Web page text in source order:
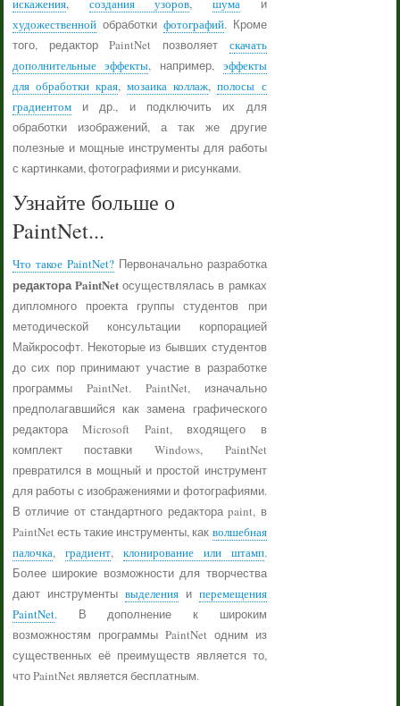
искажения, создания узоров, шумаи
художественнойобработки фотографий. Кроме
того, редактор PaintNet позволяет скачать
дополнительные эффекты, например, эффекты
для обработки края,мозаика коллаж,полосы с
градиентоми др., и подключить их для
обработки изображений, а так же другие
полезные и мощные инструменты для работы
с картинками, фотографиями и рисунками.
Узнайте больше о
PaintNet...
Что такое PaintNet?Первоначально разработка
редактора PaintNet осуществлялась в рамках
дипломного проекта группы студентов при
методической консультации корпорацией
Майкрософт. Некоторые из бывших студентов
до сих пор принимают участие в разработке
программы PaintNet. PaintNet, изначально
предполагавшийся как замена графического
редактора Microsoft Paint, входящего в
комплект поставки Windows, PaintNet
превратился в мощный и простой инструмент
для работы с изображениями и фотографиями.
В отличие от стандартного редактора paint, в
PaintNet есть такие инструменты, как волшебная
палочка, градиент, клонирование или штамп.
Более широкие возможности для творчества
дают инструменты выделенияи перемещения
PaintNet. В дополнение к широким
возможностям программы PaintNet одним из
существенных её преимуществ является то,
что PaintNet является бесплатным.